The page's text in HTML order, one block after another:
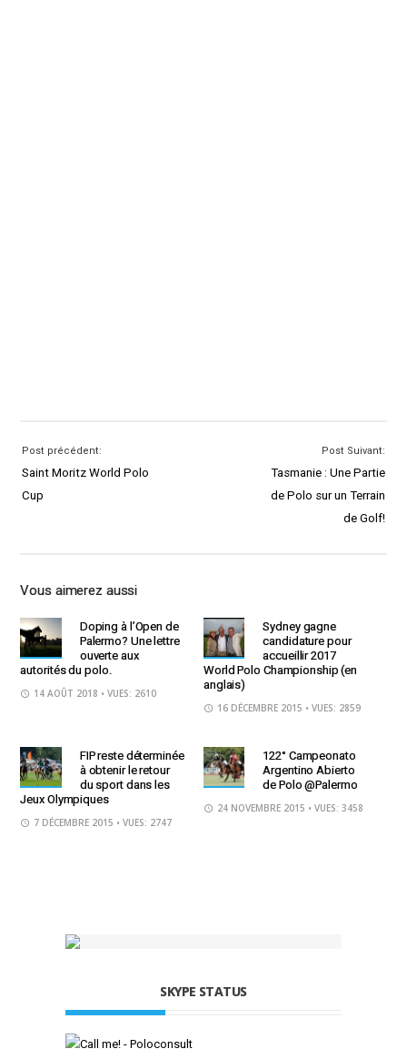
Post précédent:
Saint Moritz World Polo
Cup
Post Suivant:
Tasmanie : Une Partie
de Polo sur un Terrain
de Golf!
Vous aimerez aussi
Doping à l’Open de
Palermo? Une lettre
ouverte aux
autorités du polo.
14 AOÛT 2018 • VUES: 2610
Sydney gagne
candidature pour
accueillir 2017
World Polo Championship (en
anglais)
16 DÉCEMBRE 2015 • VUES: 2859
FIP reste déterminée
à obtenir le retour
du sport dans les
Jeux Olympiques
7 DÉCEMBRE 2015 • VUES: 2747
122° Campeonato
Argentino Abierto
de Polo @Palermo
24 NOVEMBRE 2015 • VUES: 3458
SKYPE STATUS